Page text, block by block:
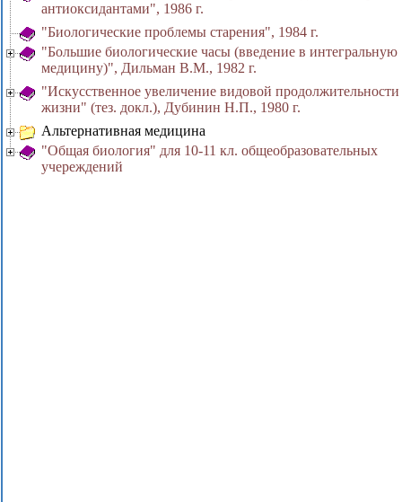
антиоксидантами", 1986 г.
"Биологические проблемы старения", 1984 г.
"Большие биологические часы (введение в интегральную
медицину)", Дильман В.М., 1982 г.
"Искусственное увеличение видовой продолжительности
жизни" (тез. докл.), Дубинин Н.П., 1980 г.
Альтернативная медицина
"Общая биология" для 10-11 кл. общеобразовательных
учереждений